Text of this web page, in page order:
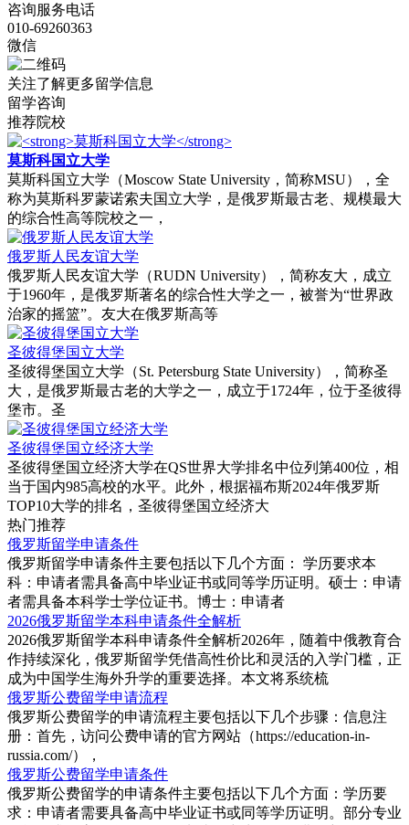
咨询服务电话
010-69260363
微信
关注了解更多留学信息
留学咨询
推荐院校
莫斯科国立大学
‌莫斯科国立大学（Moscow State University，简称MSU）‌，全
称为莫斯科罗蒙诺索夫国立大学，是俄罗斯最古老、规模最大
的综合性高等院校之一，
俄罗斯人民友谊大学
‌俄罗斯人民友谊大学（RUDN University）‌，简称友大，成立
于1960年，是俄罗斯著名的综合性大学之一，被誉为“世界政
治家的摇篮”。友大在俄罗斯高等
‌圣彼得堡国立大学
‌圣彼得堡国立大学（St. Petersburg State University），简称圣
大，是俄罗斯最古老的大学之一，成立于1724年，位于圣彼得
堡市。‌圣
圣彼得堡国立经济大学
圣彼得堡国立经济大学在QS世界大学排名中位列第400位‌，相
当于国内985高校的水平‌。此外，根据福布斯2024年俄罗斯
TOP10大学的排名，圣彼得堡国立经济大
热门推荐
俄罗斯留学申请条件
俄罗斯留学申请条件主要包括以下几个方面‌：‌ 学历要求‌本
科‌：申请者需具备高中毕业证书或同等学历证明。‌硕士‌：申请
者需具备本科学士学位证书。‌博士‌：申请者
2026俄罗斯留学本科申请条件全解析
2026俄罗斯留学本科申请条件全解析2026年，随着中俄教育合
作持续深化，俄罗斯留学凭借高性价比和灵活的入学门槛，正
成为中国学生海外升学的重要选择。本文将系统梳
俄罗斯公费留学申请流程
俄罗斯公费留学的申请流程主要包括以下几个步骤‌：‌信息注
册‌：首先，访问公费申请的官方网站（https://education-in-
russia.com/），
俄罗斯公费留学申请条件
俄罗斯公费留学的申请条件主要包括以下几个方面‌：‌‌学历要
求‌：申请者需要具备高中毕业证书或同等学历证明。部分专业